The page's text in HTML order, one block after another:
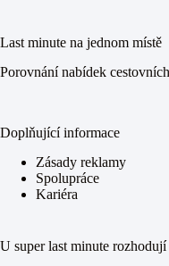
Last minute na jednom místě
Porovnání nabídek
Doplňující informace
Zásady reklamy
Spolupráce
Kariéra
U super last minute